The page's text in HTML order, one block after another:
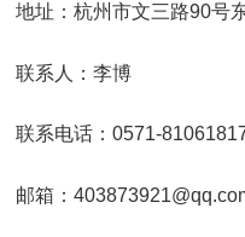
地址：杭州市文三路90号
联系人：李博
联系电话：0571-
邮箱：